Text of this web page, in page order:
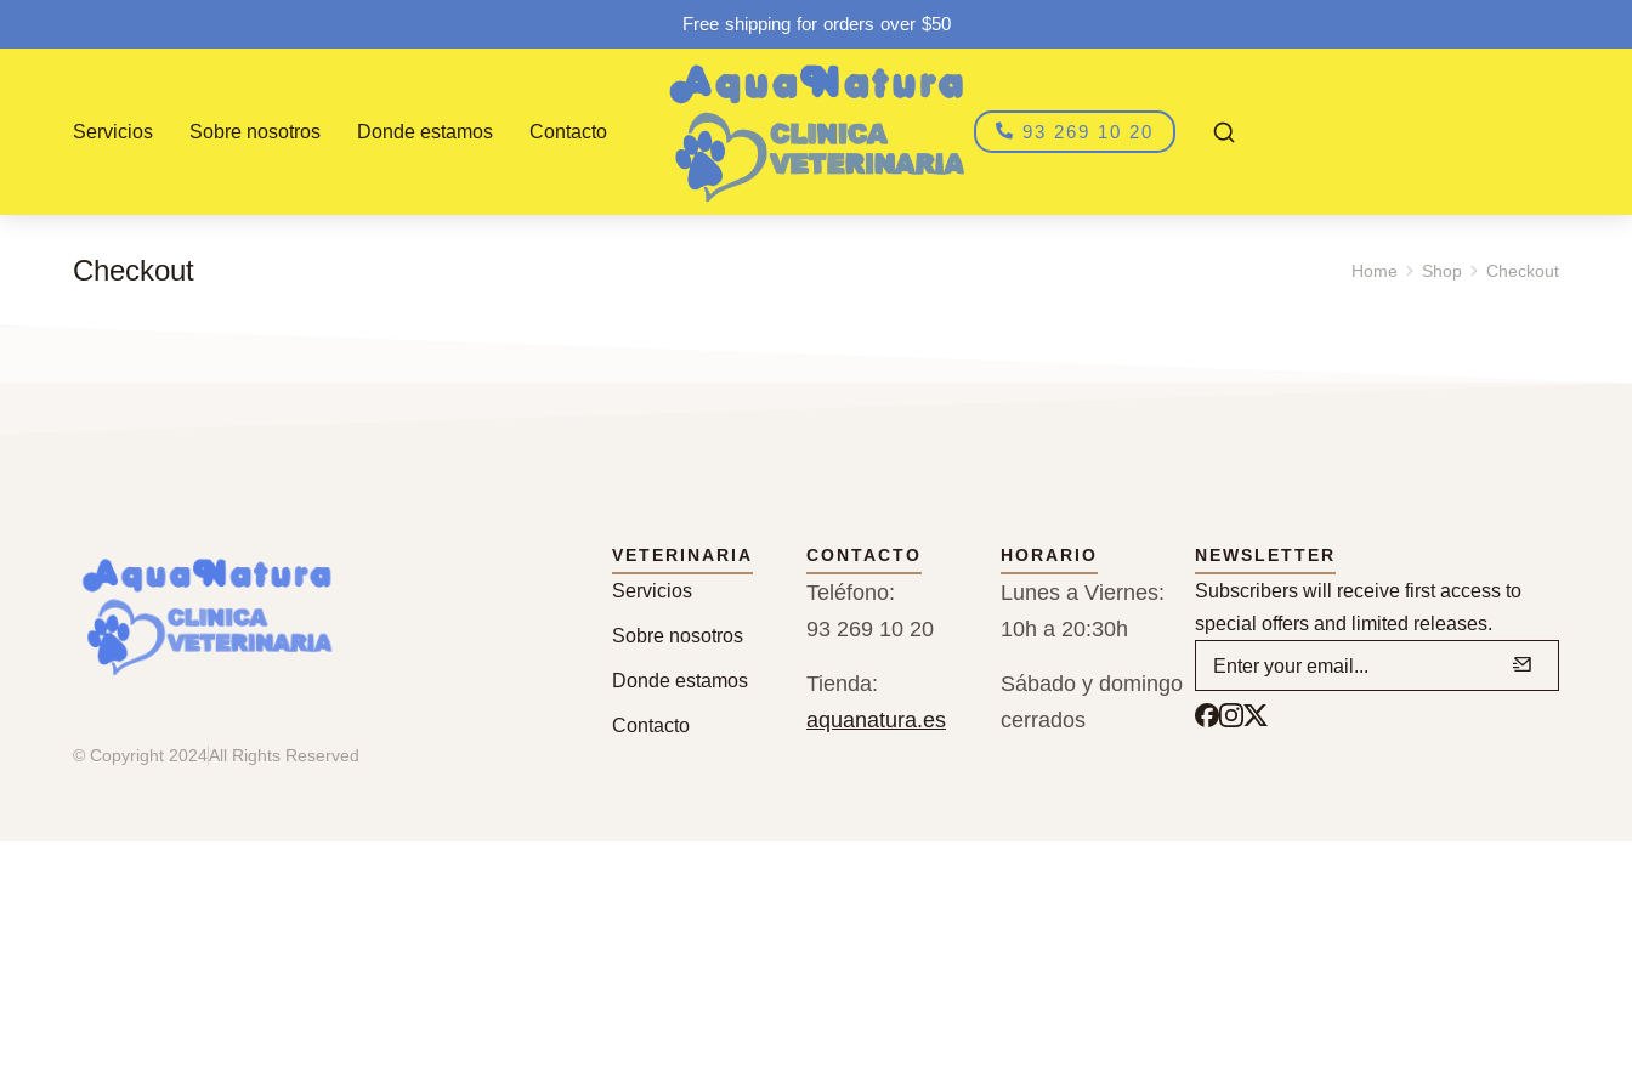
Free shipping for orders over $50
Servicios Sobre nosotros Donde estamos Contacto 93 269 10 20
Checkout Home Shop Checkout
VETERINARIA
Servicios
Sobre nosotros
Donde estamos
Contacto
CONTACTO
Teléfono:
93 269 10 20
Tienda:
aquanatura.es
HORARIO
Lunes a Viernes:
10h a 20:30h
Sábado y domingo
cerrados
NEWSLETTER
Subscribers will receive first access to
special offers and limited releases.
© Copyright 2024All Rights Reserved